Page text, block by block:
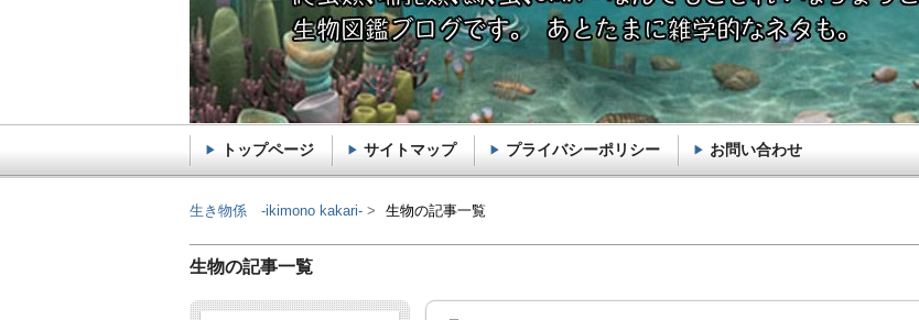
生物の記事一覧
生き物係 -ikimono kakari- 生物の記事一覧
生き物係 -ikimono kakari-
トップページ サイトマップ プライバシーポリシー お問い合わせ